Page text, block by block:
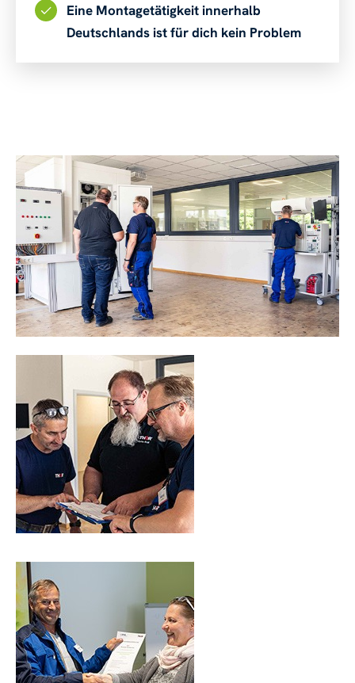
Eine Montagetätigkeit innerhalb
Deutschlands ist für dich kein Problem